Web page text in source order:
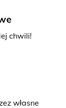
chwili!
własne